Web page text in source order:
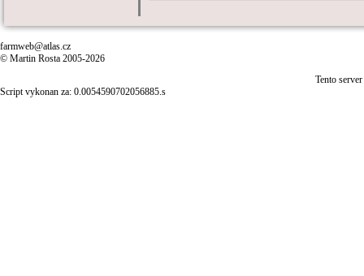
farmweb@atlas.cz
© Martin Rosta 2005-2026
Tento
Script vykonan za: 0.0054590702056885.s